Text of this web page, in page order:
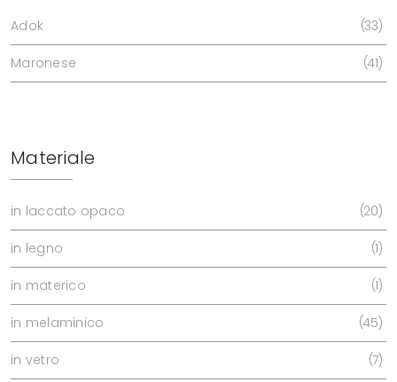
Adok 33
Maronese 41
Materiale
in laccato opaco 20
in legno 1
in materico 1
in melaminico 45
in vetro 7